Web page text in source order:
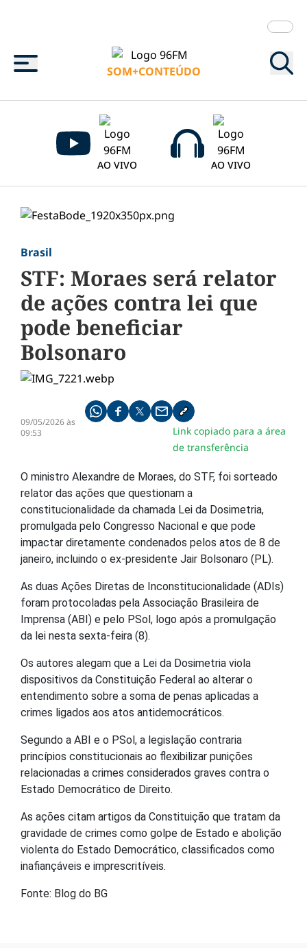
Menu
SOM+CONTEÚDO
AO VIVO AO VIVO
Brasil
STF: Moraes será relator
de ações contra lei que
pode beneficiar
Bolsonaro
09/05/2026 às
09:53
Compartilhe pelo whatsapp
Compartilhar no facebook
Compartilhar no twitter
Compartilhe pelo email
Copiar link da notícia
Link copiado para a área
de transferência
O ministro Alexandre de Moraes, do STF, foi sorteado
relator das ações que questionam a
constitucionalidade da chamada Lei da Dosimetria,
promulgada pelo Congresso Nacional e que pode
impactar diretamente condenados pelos atos de 8 de
janeiro, incluindo o ex-presidente Jair Bolsonaro (PL).
As duas Ações Diretas de Inconstitucionalidade (ADIs)
foram protocoladas pela Associação Brasileira de
Imprensa (ABI) e pelo PSol, logo após a promulgação
da lei nesta sexta-feira (8).
Os autores alegam que a Lei da Dosimetria viola
dispositivos da Constituição Federal ao alterar o
entendimento sobre a soma de penas aplicadas a
crimes ligados aos atos antidemocráticos.
Segundo a ABI e o PSol, a legislação contraria
princípios constitucionais ao flexibilizar punições
relacionadas a crimes considerados graves contra o
Estado Democrático de Direito.
As ações citam artigos da Constituição que tratam da
gravidade de crimes como golpe de Estado e abolição
violenta do Estado Democrático, classificados como
inafiançáveis e imprescritíveis.
Fonte: Blog do BG